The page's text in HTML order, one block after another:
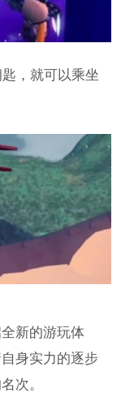
，就可以乘坐
新的游玩体
身实力的逐步
次。